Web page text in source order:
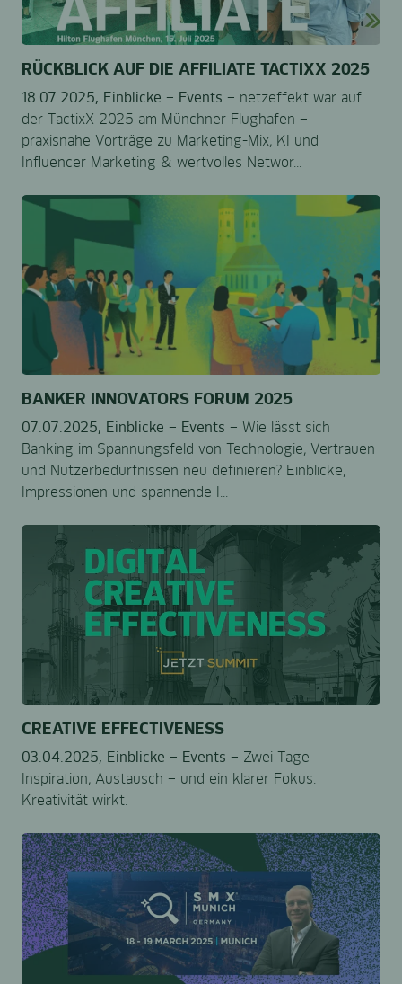
RÜCKBLICK AUF DIE AFFILIATE TACTIXX 2025
18.07.2025, Einblicke – Events – netzeffekt war auf
der TactixX 2025 am Münchner Flughafen –
praxisnahe Vorträge zu Marketing-Mix, KI und
Influencer Marketing & wertvolles Networ...
BANKER INNOVATORS FORUM 2025
07.07.2025, Einblicke – Events – Wie lässt sich
Banking im Spannungsfeld von Technologie, Vertrauen
und Nutzerbedürfnissen neu definieren? Einblicke,
Impressionen und spannende I...
CREATIVE EFFECTIVENESS
03.04.2025, Einblicke – Events – Zwei Tage
Inspiration, Austausch – und ein klarer Fokus:
Kreativität wirkt.